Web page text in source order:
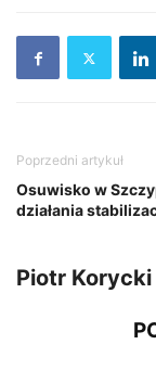
Poprzedni artykuł
Osuwisko w
działania
Piotr Korycki